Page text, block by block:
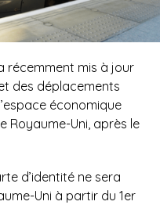
récemment mis à jour
des déplacements
économique
Royaume-Uni, après le
d’identité ne sera
Uni à partir du 1er